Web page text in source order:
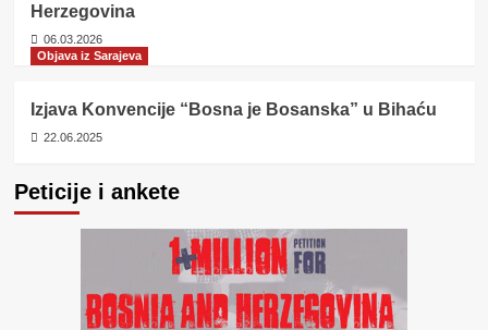
Herzegovina
06.03.2026
Objava iz Sarajeva
Izjava Konvencije “Bosna je Bosanska” u Bihaću
22.06.2025
Peticije i ankete